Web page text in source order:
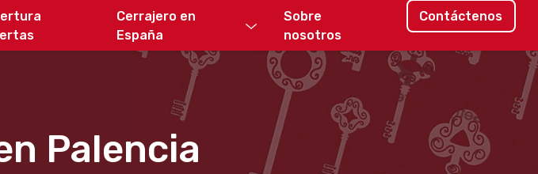
Cerrajero en
España
Sobre
nosotros
Contáctenos
Palencia